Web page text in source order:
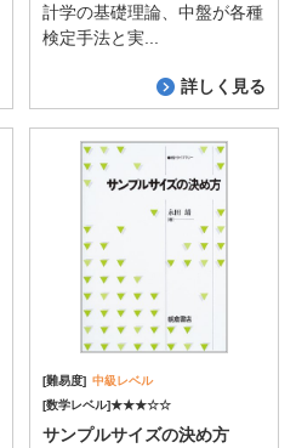
計学の基礎理論、中盤が各種
検定手法と実...
詳しく見る
[難易度] 中級レベル
[数学レベル]★★★☆☆
サンプルサイズの決め方